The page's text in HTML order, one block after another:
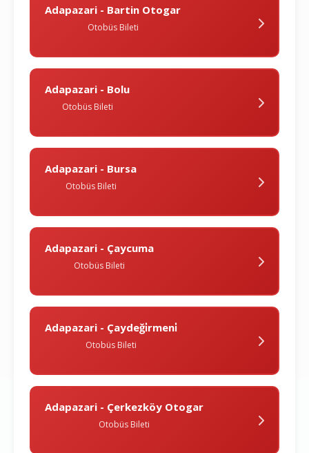
Adapazari - Bartin Otogar
Otobüs Bileti
Adapazari - Bolu
Otobüs Bileti
Adapazari - Bursa
Otobüs Bileti
Adapazari - Çaycuma
Otobüs Bileti
Adapazari - Çaydeği̇rmeni̇
Otobüs Bileti
Adapazari - Çerkezköy Otogar
Otobüs Bileti